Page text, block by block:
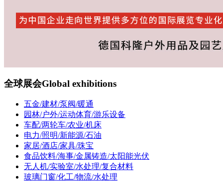
全球展会Global exhibitions
五金/建材/泵阀/暖通
园林/户外/运动体育/游乐设备
车配/两轮车/农业/机床
电力/照明/新能源/石油
家居/酒店/家具/珠宝
食品饮料/海事/金属铸造/太阳能光伏
无人机/实验室/水处理/复合材料
玻璃门窗/化工/物流/水处理